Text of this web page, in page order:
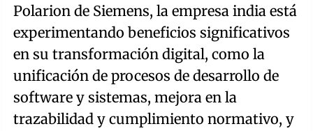
Polarion de Siemens, la empresa india está
experimentando beneficios significativos
en su transformación digital, como la
unificación de procesos de desarrollo de
software y sistemas, mejora en la
trazabilidad y cumplimiento normativo, y